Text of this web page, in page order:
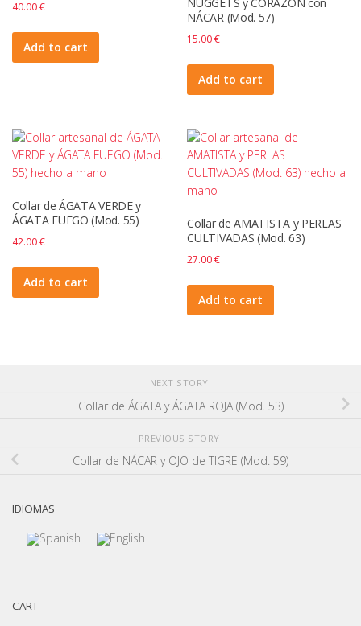
40.00€
Add to cart
NÁCAR (Mod. 57)
15.00€
Add to cart
Collar de ÁGATA VERDE y
ÁGATA FUEGO (Mod. 55)
42.00€
Add to cart
Collar de AMATISTA y PERLAS
CULTIVADAS (Mod. 63)
27.00€
Add to cart
NEXT STORY
Collar de ÁGATA y ÁGATA ROJA (Mod. 53)
PREVIOUS STORY
Collar de NÁCAR y OJO de TIGRE (Mod. 59)
IDIOMAS
CART